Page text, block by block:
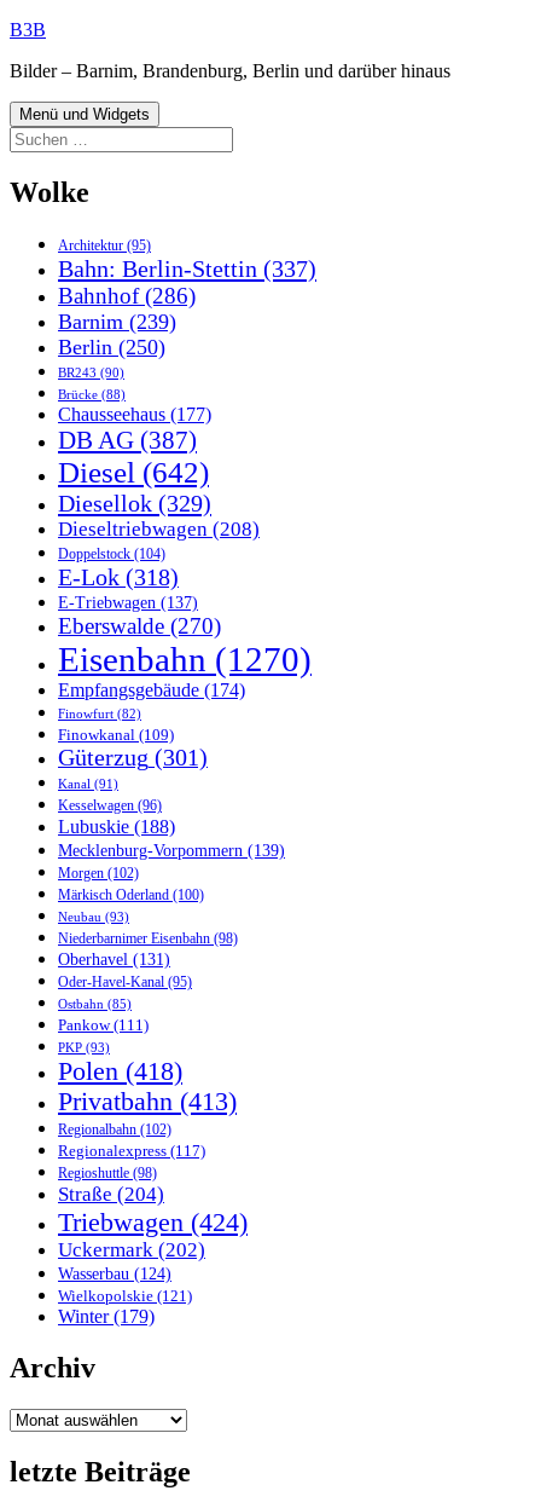
Zum
springen
B3B
Bilder – Barnim, Brandenburg, Berlin und darüber hinaus
Menü und Widgets
Suchen
nach:
Wolke
Architektur (95)
Bahn: Berlin-Stettin (337)
Bahnhof(286)
Barnim (239)
Berlin (250)
BR243 (90)
Brücke (88)
Chausseehaus (177)
DB AG (387)
Diesel (642)
Diesellok (329)
Dieseltriebwagen (208)
Doppelstock (104)
E-Lok (318)
E-Triebwagen (137)
Eberswalde (270)
Eisenbahn (1270)
Empfangsgebäude (174)
Finowfurt (82)
Finowkanal (109)
Güterzug (301)
Kanal (91)
Kesselwagen (96)
Lubuskie (188)
Mecklenburg-Vorpommern (139)
Morgen (102)
Märkisch Oderland (100)
Neubau (93)
Niederbarnimer Eisenbahn (98)
Oberhavel (131)
Oder-Havel-Kanal (95)
Ostbahn (85)
Pankow(111)
PKP (93)
Polen (418)
Privatbahn (413)
Regionalbahn (102)
Regionalexpress (117)
Regioshuttle (98)
Straße (204)
Triebwagen (424)
Uckermark (202)
Wasserbau (124)
Wielkopolskie (121)
Winter(179)
Archiv
Archiv
letzte Beiträge